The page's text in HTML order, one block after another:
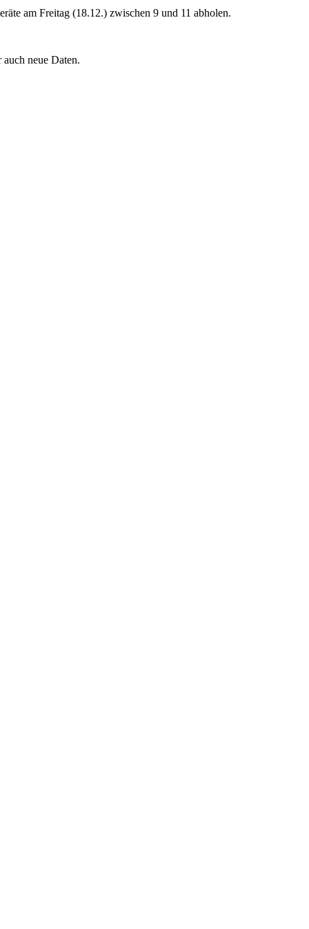
am Freitag (18.12.) zwischen 9 und 11 abholen.
neue Daten.